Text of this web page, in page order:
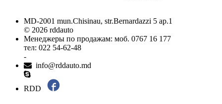
MD-2001 mun.Chisinau, str.Bernardazzi 5 ap.1
© 2026 rddauto
Менеджеры по продажам: моб. 0767 16 177
тел: 022 54-62-48
-
info@rddauto.md
RDD